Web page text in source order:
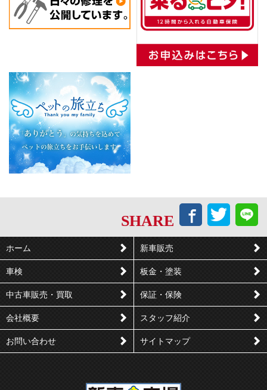
SHARE
Facebook
で
ェ
ア
で
ぶ
や
ホーム 新車販売
車検 板金・塗装
中古車販売・買取 保証・保険
会社概要 スタッフ紹介
お問い合わせ サイトマップ